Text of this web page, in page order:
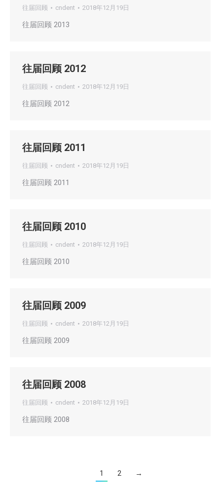
往届回顾 cndent 2018年12月19日
往届回顾 2013
往届回顾 2012
往届回顾 cndent 2018年12月19日
往届回顾 2012
往届回顾 2011
往届回顾 cndent 2018年12月19日
往届回顾 2011
往届回顾 2010
往届回顾 cndent 2018年12月19日
往届回顾 2010
往届回顾 2009
往届回顾 cndent 2018年12月19日
往届回顾 2009
往届回顾 2008
往届回顾 cndent 2018年12月19日
往届回顾 2008
1 2 →